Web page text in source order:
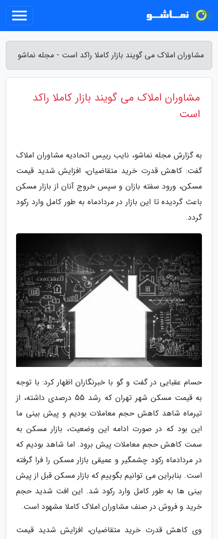
مشاوران املاک می گویند بازار کاملا راکد است - مجله نماشو
مشاوران املاک می گویند بازار کاملا راکد
است
به گزارش مجله نماشو، نایب رییس اتحادیه مشاوران املاک
گفت: کاهش قدرت خرید متقاضیان، افزایش شدید قیمت
مسکن، ورود سفته بازان و سپس خروج آنان از بازار مسکن
باعث گردیده تا این بازار در مردادماه به طور کامل وارد رکود
گردد.
حسام عقبایی در گفت و گو با خبرنگاران اظهار کرد: با توجه
به قیمت مسکن شهر تهران که رشد 55 درصدی داشته، از
تیرماه شاهد کاهش حجم معاملات بودیم و پیش بینی ما
این بود که در صورت ادامه این وضعیت، بازار مسکن به
سمت کاهش حجم معاملات پیش برود. اما شاهد بودیم که
در مردادماه رکود چشمگیر و عمیقی بازار مسکن را فرا گرفته
است. بنابراین می توانیم بگوییم که بازار مسکن قبل از پیش
بینی ها به طور کامل وارد رکود شد. این افت شدید حجم
خرید و فروش در صنف مشاوران املاک کاملا مشهود است.
وی کاهش قدرت خرید متقاضیان، افزایش شدید قیمت